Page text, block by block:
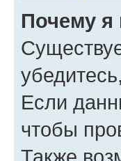
Почему я
Если
чтобы